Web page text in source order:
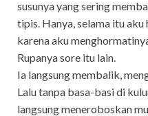
susunya yang sering
tipis. Hanya, selama itu
karena aku
Rupanya sore itu lain.
Ia langsung membalik,
Lalu tanpa basa-basi di
langsung meneroboskan